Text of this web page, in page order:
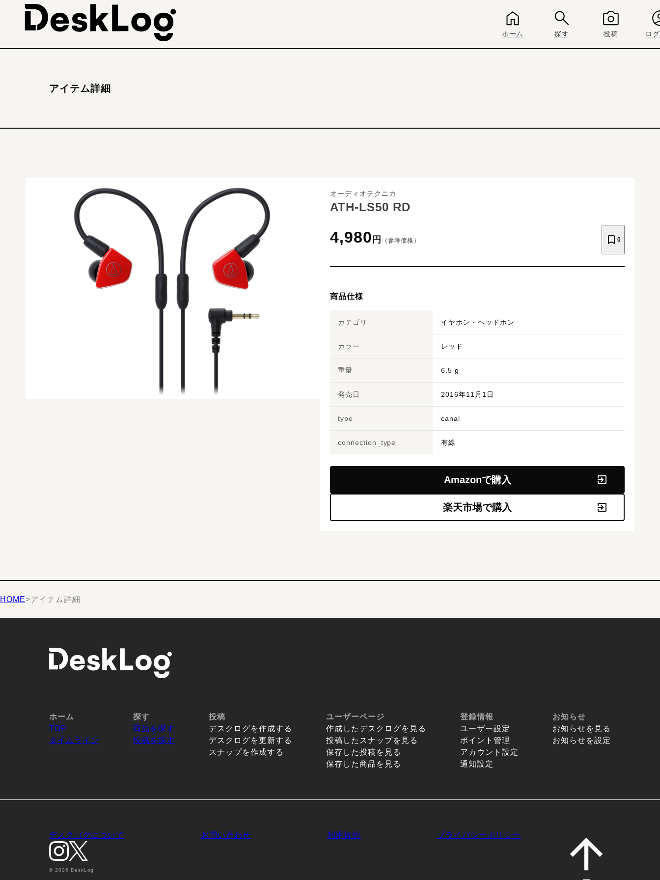
ホーム 探す 投稿 ロ
アイテム詳細
オーディオテクニカ
ATH-LS50 RD
4,980 円 （参考価格） 0
商品仕様
カテゴリ イヤホン・ヘッドホン
カラー レッド
重量 6.5 g
発売日 2016年11月1日
type canal
connection_type 有線
Amazonで購入
楽天市場で購入
HOME>アイテム詳細
ホーム
TOP
タイムライン
探す
商品を探す
投稿を探す
投稿
デスクログを作成する
デスクログを更新する
スナップを作成する
ユーザーページ
作成したデスクログを見る
投稿したスナップを見る
保存した投稿を見る
保存した商品を見る
登録情報
ユーザー設定
ポイント管理
アカウント設定
通知設定
お知らせ
お知らせを見る
お知らせを設定
デスクログについて お問い合わせ 利用規約 プライバシーポリシー
© 2026 DeskLog